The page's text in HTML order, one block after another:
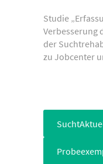
Studie
Verbesserung
der
zu Jobcenter